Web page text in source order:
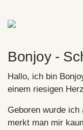
Bonjoy -
Hallo, ich bin
einem riesigen
Geboren wurde ich
merkt man mir